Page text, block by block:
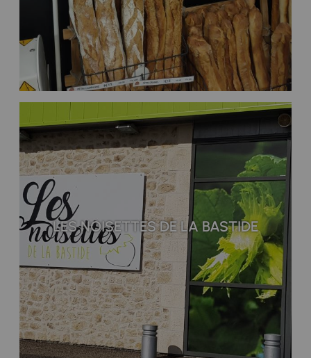
LES NOISETTES DE LA BASTIDE